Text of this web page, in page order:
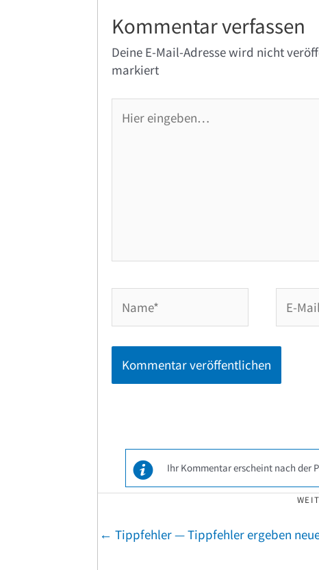
Kommentar verfassen
Deine E-Mail-Adresse wird nicht
markiert
eingeben…
Mail-
Ihr Kommentar erscheint nach der
Posts
navigation
← Tippfehler — Tippfehler ergeben